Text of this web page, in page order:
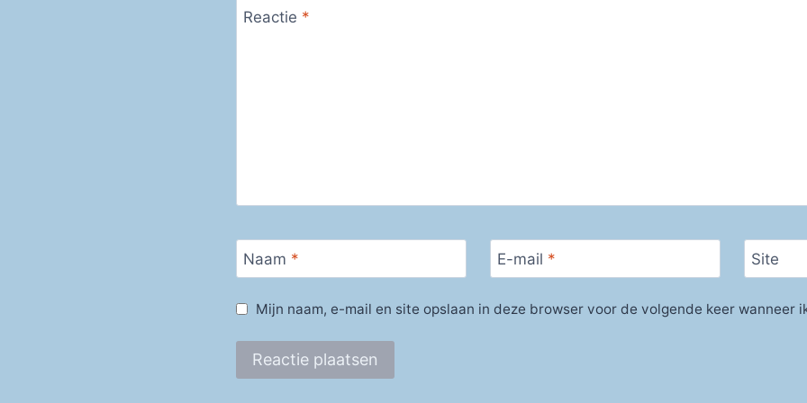
Reactie *
Naam * E-mail * Site
Mijn naam, e-mail en site opslaan in deze browser voor de volgende keer wanneer